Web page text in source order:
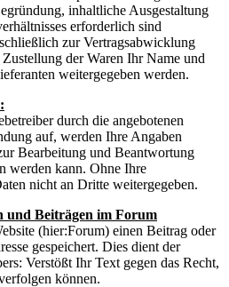
inhaltliche Ausgestaltung
erforderlich sind
zur Vertragsabwicklung
der Waren Ihr Name und
weitergegeben werden.
durch die angebotenen
auf, werden Ihre Angaben
Bearbeitung und Beantwortung
werden kann. Ohne Ihre
nicht an Dritte weitergegeben.
und Beiträgen im Forum
(hier:Forum) einen Beitrag oder
gespeichert. Dies dient der
Verstößt Ihr Text gegen das Recht,
können.